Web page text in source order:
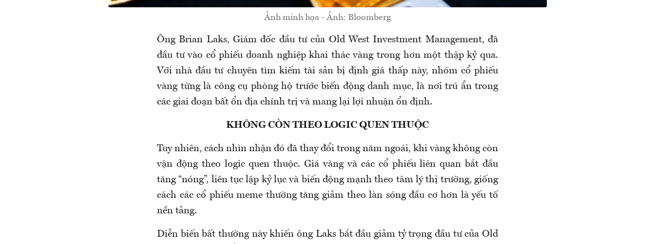
Ảnh minh họa - Ảnh: Bloomberg
Ông Brian Laks, Giám đốc đầu tư của Old West Investment Management, đã
đầu tư vào cổ phiếu doanh nghiệp khai thác vàng trong hơn một thập kỷ qua.
Với nhà đầu tư chuyên tìm kiếm tài sản bị định giá thấp này, nhóm cổ phiếu
vàng từng là công cụ phòng hộ trước biến động danh mục, là nơi trú ẩn trong
các giai đoạn bất ổn địa chính trị và mang lại lợi nhuận ổn định.
KHÔNG CÒN THEO LOGIC QUEN THUỘC
Tuy nhiên, cách nhìn nhận đó đã thay đổi trong năm ngoái, khi vàng không còn
vận động theo logic quen thuộc. Giá vàng và các cổ phiếu liên quan bắt đầu
tăng “nóng”, liên tục lập kỷ lục và biến động mạnh theo tâm lý thị trường, giống
cách các cổ phiếu meme thường tăng giảm theo làn sóng đầu cơ hơn là yếu tố
nền tảng.
Diễn biến bất thường này khiến ông Laks bắt đầu giảm tỷ trọng đầu tư của Old